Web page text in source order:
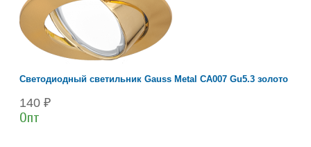
Светодиодный светильник Gauss Metal CA007 Gu5.3 золото
140 ₽
Опт